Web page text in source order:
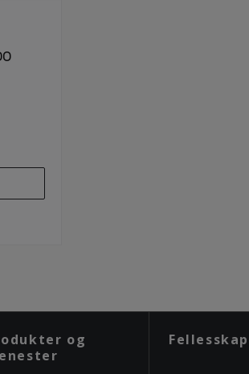
og
Fellesskap